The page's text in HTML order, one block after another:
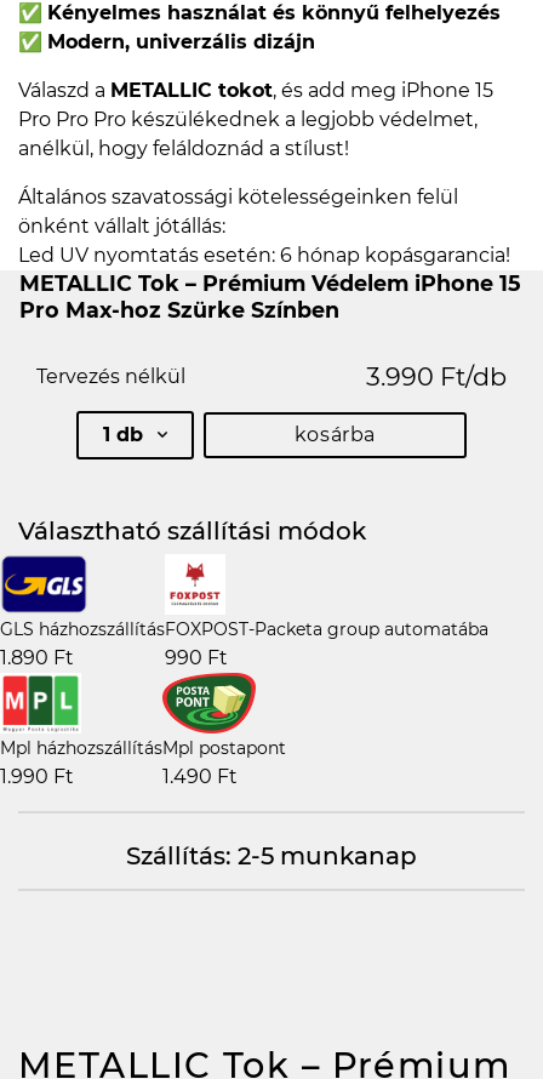
✅ Kényelmes használat és könnyű felhelyezés
✅ Modern, univerzális dizájn
Válaszd a METALLIC tokot, és add meg iPhone 15
Pro Pro Pro készülékednek a legjobb védelmet,
anélkül, hogy feláldoznád a stílust!
Általános szavatossági kötelességeinken felül
önként vállalt jótállás:
Led UV nyomtatás esetén: 6 hónap kopásgarancia!
METALLIC Tok – Prémium Védelem iPhone 15
Pro Max-hoz Szürke Színben
Tervezés nélkül 3.990 Ft/db
1 db kosárba
Választható szállítási módok
GLS házhozszállítás
1.890 Ft
FOXPOST-Packeta group automatába
990 Ft
Mpl házhozszállítás
1.990 Ft
Mpl postapont
1.490 Ft
Szállítás: 2-5 munkanap
METALLIC Tok – Prémium